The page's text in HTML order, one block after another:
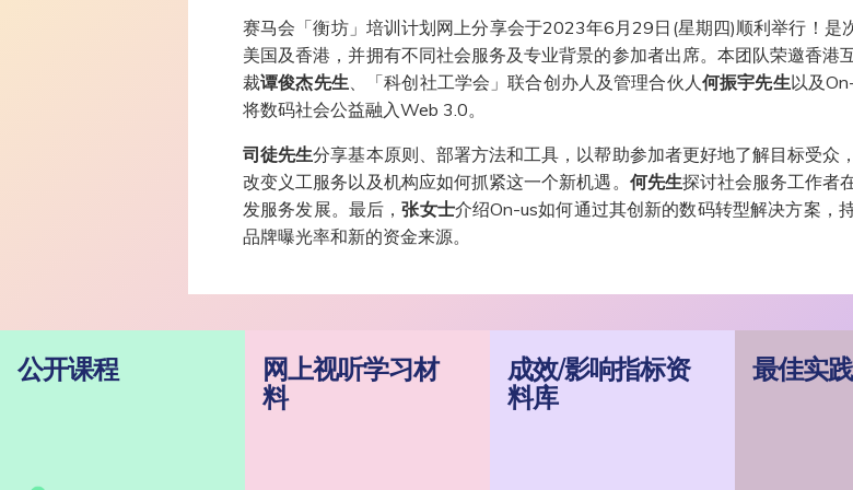
赛马会「衡坊」培训计划网上分享会于2023年6月29日(星期四)顺利举行！是
美国及香港，并拥有不同社会服务及专业背景的参加者出席。本团队荣邀香港
裁谭俊杰先生、「科创社工学会」联合创办人及管理合伙人何振宇先生以及
将数码社会公益融入Web 3.0。
司徒先生分享基本原则、部署方法和工具，以帮助参加者更好地了解目标受众
改变义工服务以及机构应如何抓紧这一个新机遇。 何先生探讨社会服务工作者
发服务发展。最后，张女士介绍On-us如何通过其创新的数码转型解决方案，
品牌曝光率和新的资金来源。
公开课程
网上视听学习材
料
成效/影响指标资
料库
最佳实践